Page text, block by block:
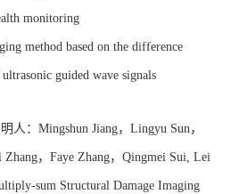
monitoring
method based on the difference
guided wave signals
人：Mingshun Jiang，Lingyu Sun，
Zhang，Faye Zhang，Qingmei Sui, Lei
sum Structural Damage Imaging